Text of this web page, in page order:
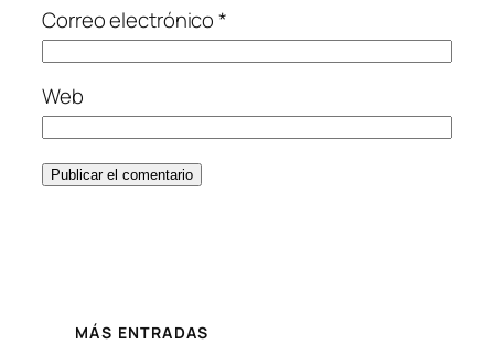
Correo electrónico*
Web
MÁS ENTRADAS